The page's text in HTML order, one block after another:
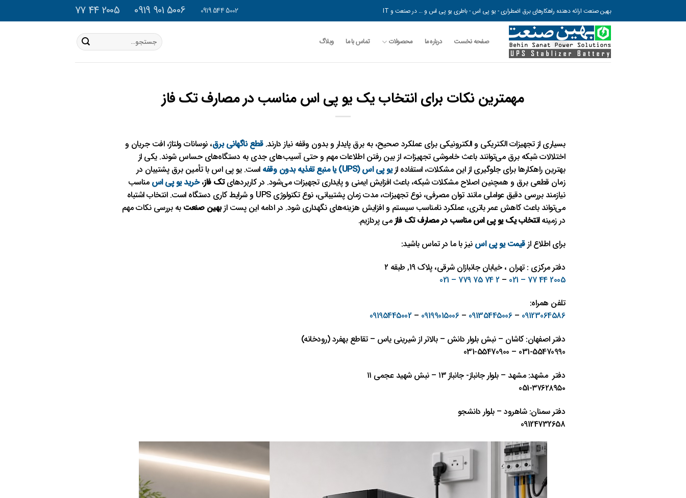
بهین صنعت ارائه دهنده راهکارهای برق اضطراری - یو پی اس - باطری یو پی اس و ... در صنعت و IT 5002 544 0919
صفحه نخست درباره ما محصولات تماس با ما وبلاگ
جستجو
برای:
مهمترین نکات برای انتخاب یک یو پی اس مناسب در مصارف تک فاز
بسیاری از تجهیزات الکتریکی و الکترونیکی برای عملکرد صحیح، به برق پایدار و بدون وقفه نیاز دارند.قطع ناگهانی برق، نوسانات ولتاژ، افت جریان و
اختلالات شبکه برق می‌توانند باعث خاموشی تجهیزات، از بین رفتن اطلاعات مهم و حتی آسیب‌های جدی به دستگاه‌های حساس شوند. یکی از
بهترین راهکارها برای جلوگیری از این مشکلات، استفاده ازیو پی اس (UPS) یا منبع تغذیه بدون وقفه
است. یو پی اس با تأمین برق پشتیبان در
زمان قطعی برق و همچنین اصلاح مشکلات شبکه، باعث افزایش ایمنی و پایداری تجهیزات می‌شود. در کاربردهایتک‌ فاز،خرید یو پی اس مناسب
نیازمند بررسی دقیق عواملی مانند توان مصرفی، نوع تجهیزات، مدت زمان پشتیبانی، نوع تکنولوژی UPS و شرایط کاری دستگاه است. انتخاب اشتباه
می‌تواند باعث کاهش عمر باتری، عملکرد نامناسب سیستم و افزایش هزینه‌های نگهداری شود. در ادامه این پست ازبهین صنعت به بررسی نکات مهم
در زمینهانتخاب یک یو پی اس مناسب در مصارف تک فازمی پردازیم.
برای اطلاع ازقیمت یو پی اس نیز با ما در تماس باشید:
دفتر مرکزی : تهران ، خیابان جانبازان شرقی، پلاک 19, طبقه ۲
2005 44 77 – 021
–
2 74 75 779 – 021
تلفن همراه:
09123064586
–
09135445006
–
09199015006
–
09195445002
دفتر اصفهان: کاشان – نبش بلوار دانش – بالاتر از شیرینی یاس – تقاطع بهفرد (رودخانه)
031-55470990 – 031-55470900
دفتر مشهد: مشهد – بلوار جانباز- جانباز ١٣ – نبش شهيد عجمی ١١
٣٧٦٢٨٩٥٠-051
دفتر سمنان: شاهرود – بلوار دانشجو
09124732658